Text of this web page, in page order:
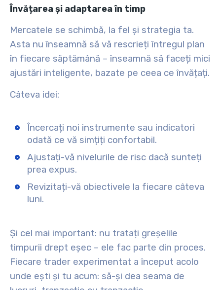
Învățarea și adaptarea în timp
Mercatele se schimbă, la fel și strategia ta.
Asta nu înseamnă să vă rescrieți întregul plan
în fiecare săptămână – înseamnă să faceți mici
ajustări inteligente, bazate pe ceea ce învățați.
Câteva idei:
Încercați noi instrumente sau indicatori
odată ce vă simțiți confortabil.
Ajustați-vă nivelurile de risc dacă sunteți
prea expus.
Revizitați-vă obiectivele la fiecare câteva
luni.
Și cel mai important: nu tratați greșelile
timpurii drept eșec – ele fac parte din proces.
Fiecare trader experimentat a început acolo
unde ești și tu acum: să-și dea seama de